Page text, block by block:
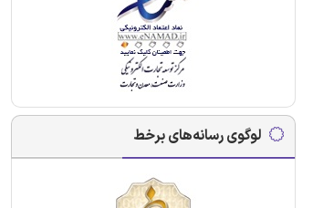
لوگوی رسانه‌های برخط